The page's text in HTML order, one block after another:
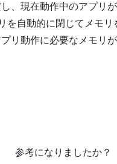
、現在動作中のアプリ
自動的に閉じてメモリ
リ動作に必要なメモリ
参考になりましたか？